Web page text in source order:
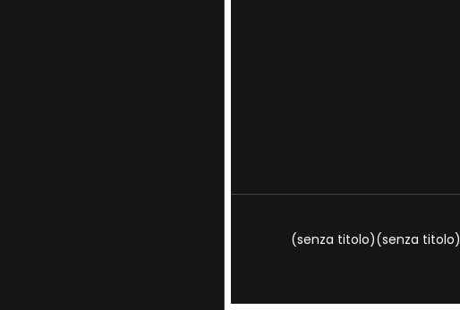
(senza titolo)(senza titolo)